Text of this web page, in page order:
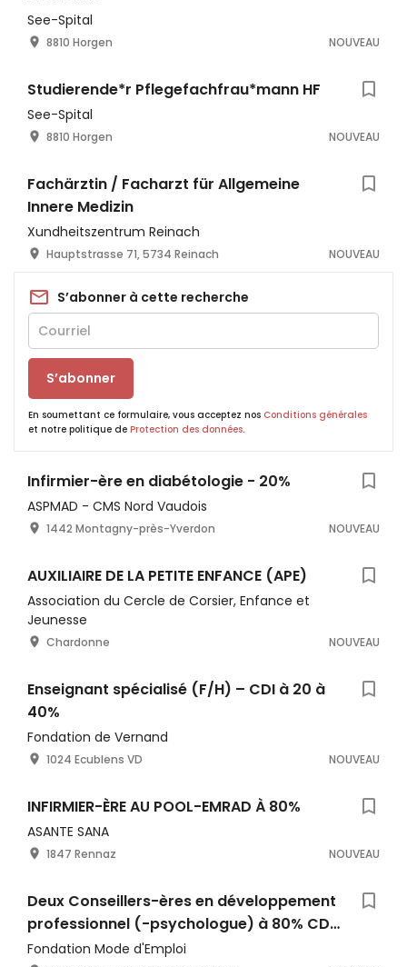
See-Spital
8810 Horgen NOUVEAU
Studierende*r Pflegefachfrau*mann HF
See-Spital
8810 Horgen NOUVEAU
Fachärztin / Facharzt für Allgemeine
Innere Medizin
Xundheitszentrum Reinach
Hauptstrasse 71, 5734 Reinach NOUVEAU
S’abonner à cette recherche
S’abonner
En soumettant ce formulaire, vous acceptez nos Conditions générales
et notre politique de Protection des données.
Infirmier-ère en diabétologie - 20%
ASPMAD - CMS Nord Vaudois
1442 Montagny-près-Yverdon NOUVEAU
AUXILIAIRE DE LA PETITE ENFANCE (APE)
Association du Cercle de Corsier, Enfance et
Jeunesse
Chardonne NOUVEAU
Enseignant spécialisé (F/H) – CDI à 20 à
40%
Fondation de Vernand
1024 Ecublens VD NOUVEAU
INFIRMIER-ÈRE AU POOL-EMRAD À 80%
ASANTE SANA
1847 Rennaz NOUVEAU
Deux Conseillers-ères en développement
professionnel (-psychologue) à 80% CDM
jusqu'au 31.12.2026
Fondation Mode d'Emploi